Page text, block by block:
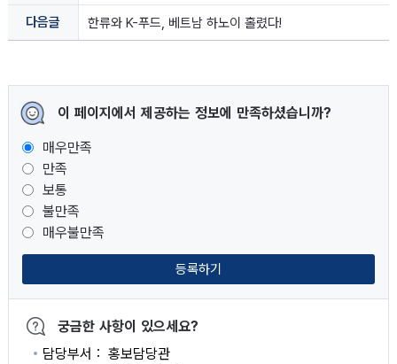
다음글 한류와 K-푸드, 베트남 하노이 홀렸다!
이 페이지에서 제공하는 정보에 만족하셨습니까?
매우만족
만족
보통
불만족
매우불만족
등록하기
궁금한 사항이 있으세요?
담당부서
홍보담당관